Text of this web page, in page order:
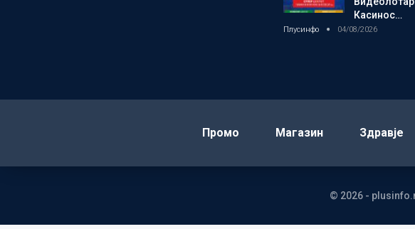
Касинос…
Плусинфо 04/08/2026
Промо Магазин Здравје
© 2026 -